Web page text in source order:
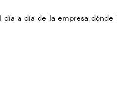
donde profundizar, pensar y
también habría podido
a día de la empresa